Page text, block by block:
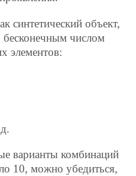
синтетический объект,
бесконечным числом
элементов:
варианты комбинаций
10, можно убедиться,